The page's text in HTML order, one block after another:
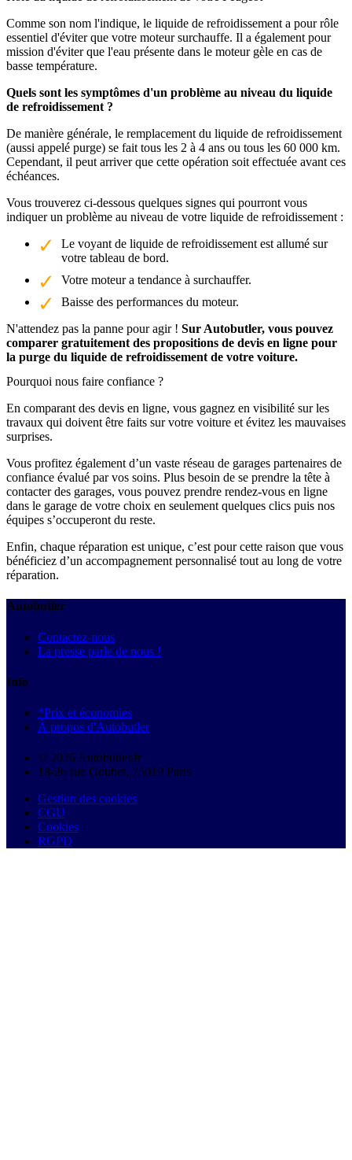
Comme son nom l'indique, le liquide de refroidissement a pour rôle
essentiel d'éviter que votre moteur surchauffe. Il a également pour
mission d'éviter que l'eau présente dans le moteur gèle en cas de
basse température.
Quels sont les symptômes d'un problème au niveau du liquide
de refroidissement ?
De manière générale, le remplacement du liquide de refroidissement
(aussi appelé purge) se fait tous les 2 à 4 ans ou tous les 60 000 km.
Cependant, il peut arriver que cette opération soit effectuée avant ces
échéances.
Vous trouverez ci-dessous quelques signes qui pourront vous
indiquer un problème au niveau de votre liquide de refroidissement :
Le voyant de liquide de refroidissement est allumé sur
votre tableau de bord.
Votre moteur a tendance à surchauffer.
Baisse des performances du moteur.
N'attendez pas la panne pour agir ! Sur Autobutler, vous pouvez
comparer gratuitement des propositions de devis en ligne pour
la purge du liquide de refroidissement de votre voiture.
Pourquoi nous faire confiance ?
En comparant des devis en ligne, vous gagnez en visibilité sur les
travaux qui doivent être faits sur votre voiture et évitez les mauvaises
surprises.
Vous profitez également d’un vaste réseau de garages partenaires de
confiance évalué par vos soins. Plus besoin de se prendre la tête à
contacter des garages, vous pouvez prendre rendez-vous en ligne
dans le garage de votre choix en seulement quelques clics puis nos
équipes s’occuperont du reste.
Enfin, chaque réparation est unique, c’est pour cette raison que vous
bénéficiez d’un accompagnement personnalisé tout au long de votre
réparation.
Autobutler
Contactez-nous
La presse parle de nous !
Info
*Prix et économies
À propos d'Autobutler
© 2026 Autobutler.fr
18-26 rue Goubet, 75019 Paris
Gestion des cookies
CGU
Cookies
RGPD